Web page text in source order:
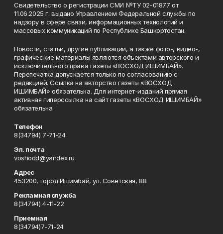
Свидетельство о регистрации СМИ №ТУ 02-01877 от
11.06.2025 г. выдано Управлением Федеральной службы по
надзору в сфере связи, информационных технологий и
массовых коммуникаций по Республике Башкортостан.
Новости, статьи, другие публикации, а также фото-, видео-,
графические материалы являются объектами авторского и
исключительного права газеты «ВОСХОД ИШИМБАЙ».
Перепечатка допускается только по согласованию с
редакцией. Ссылка на авторство газеты «ВОСХОД
ИШИМБАЙ» обязательна. Для интернет-изданий прямая
активная гиперссылка на сайт газеты «ВОСХОД ИШИМБАЙ»
обязательна.
Телефон
8(34794) 7-71-24
Эл. почта
voshodd@yandex.ru
Адрес
453200, город Ишимбай, ул. Советская, 88
Рекламная служба
8(34794) 4-11-22
Приемная
8(34794)7-71-24